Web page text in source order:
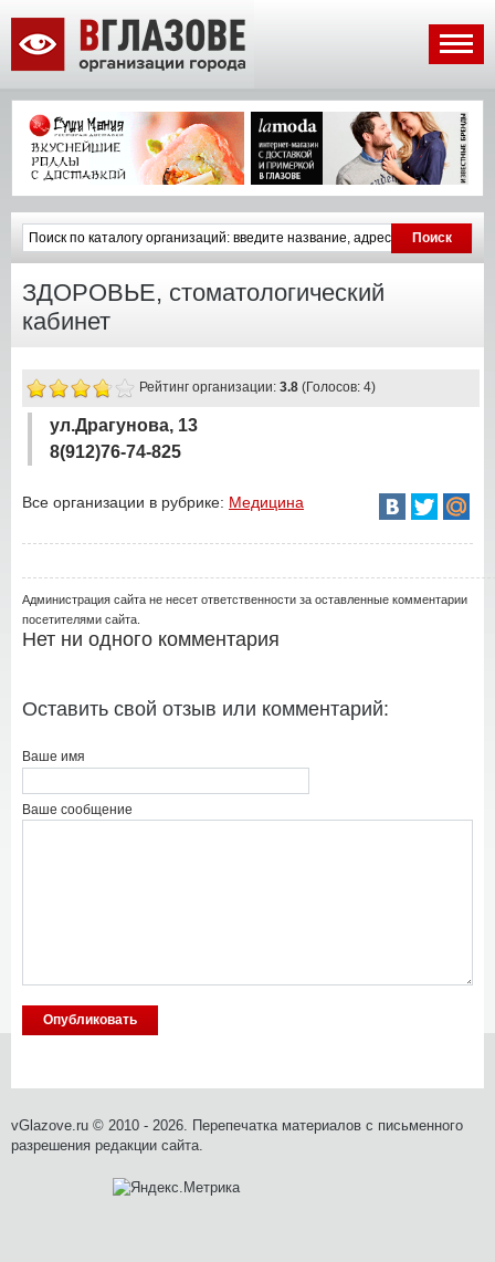
ЗДОРОВЬЕ, стоматологический
кабинет
Рейтинг организации: 3.8 (Голосов: 4)
ул.Драгунова, 13
8(912)76-74-825
Все организации в рубрике: Медицина
Администрация сайта не несет ответственности за оставленные комментарии
посетителями сайта.
Нет ни одного комментария
Оставить свой отзыв или комментарий:
Ваше имя
Ваше сообщение
vGlazove.ru © 2010 - 2026. Перепечатка материалов с письменного
разрешения редакции сайта.